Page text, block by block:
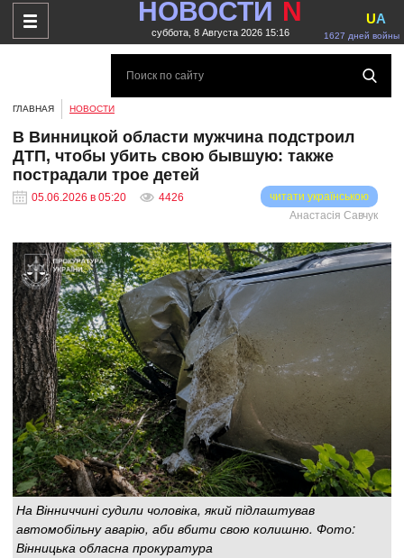
НОВОСТИ N
суббота, 8 Августа 2026 15:16 1627 дней войны
UA
ГЛАВНАЯ НОВОСТИ
В Винницкой области мужчина подстроил
ДТП, чтобы убить свою бывшую: также
пострадали трое детей
05.06.2026 в 05:20 4426
читати українською
Анастасія Савчук
На Вінниччині судили чоловіка, який підлаштував
автомобільну аварію, аби вбити свою колишню. Фото:
Вінницька обласна прокуратура